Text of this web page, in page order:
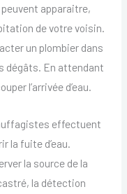
apparaitre,
de votre voisin.
un plombier dans
dégâts. En attendant
l’arrivée d’eau.
effectuent
la fuite d’eau.
la source de la
la détection